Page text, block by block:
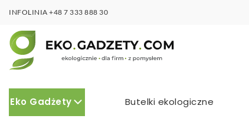
INFOLINIA +48 7 333 888 30
Eko Gadżety Butelki ekologiczne